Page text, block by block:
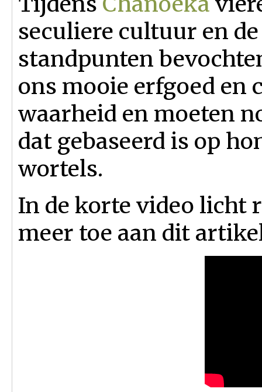
seculiere cultuur en
standpunten
ons mooie erfgoed en
waarheid en moeten
dat gebaseerd is op
wortels.
In de korte video licht
meer toe aan dit